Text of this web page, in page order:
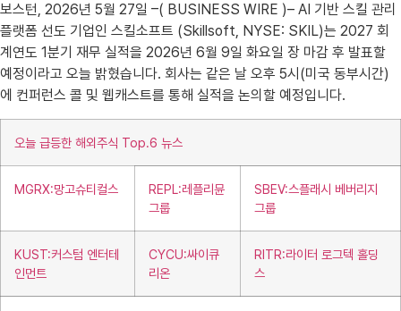
보스턴, 2026년 5월 27일 –( BUSINESS WIRE )– AI 기반 스킬 관리
플랫폼 선도 기업인 스킬소프트 (Skillsoft, NYSE: SKIL)는 2027 회
계연도 1분기 재무 실적을 2026년 6월 9일 화요일 장 마감 후 발표할
예정이라고 오늘 밝혔습니다. 회사는 같은 날 오후 5시(미국 동부시간)
에 컨퍼런스 콜 및 웹캐스트를 통해 실적을 논의할 예정입니다.
오늘 급등한 해외주식 Top.6 뉴스
MGRX:망고슈티컬스
REPL:레플리뮨
그룹
SBEV:스플래시 베버리지
그룹
KUST:커스텀 엔터테
인먼트
CYCU:싸이큐
리온
RITR:라이터 로그텍 홀딩
스